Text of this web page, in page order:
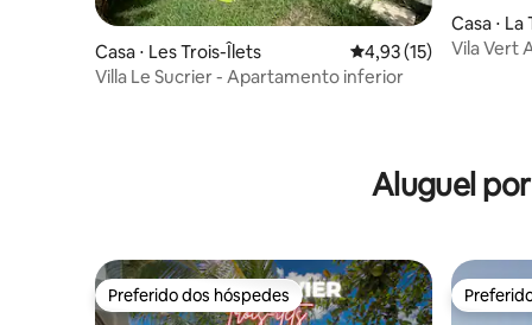
Casa ⋅ Les Trois-Îlets 4,93 de uma avaliação
4,93 (15)
Villa Le Sucrier - Apartamento inferior
Casa ⋅ La
Vila Vert
Aluguel
Preferido dos hóspedes
Preferido dos hóspedes